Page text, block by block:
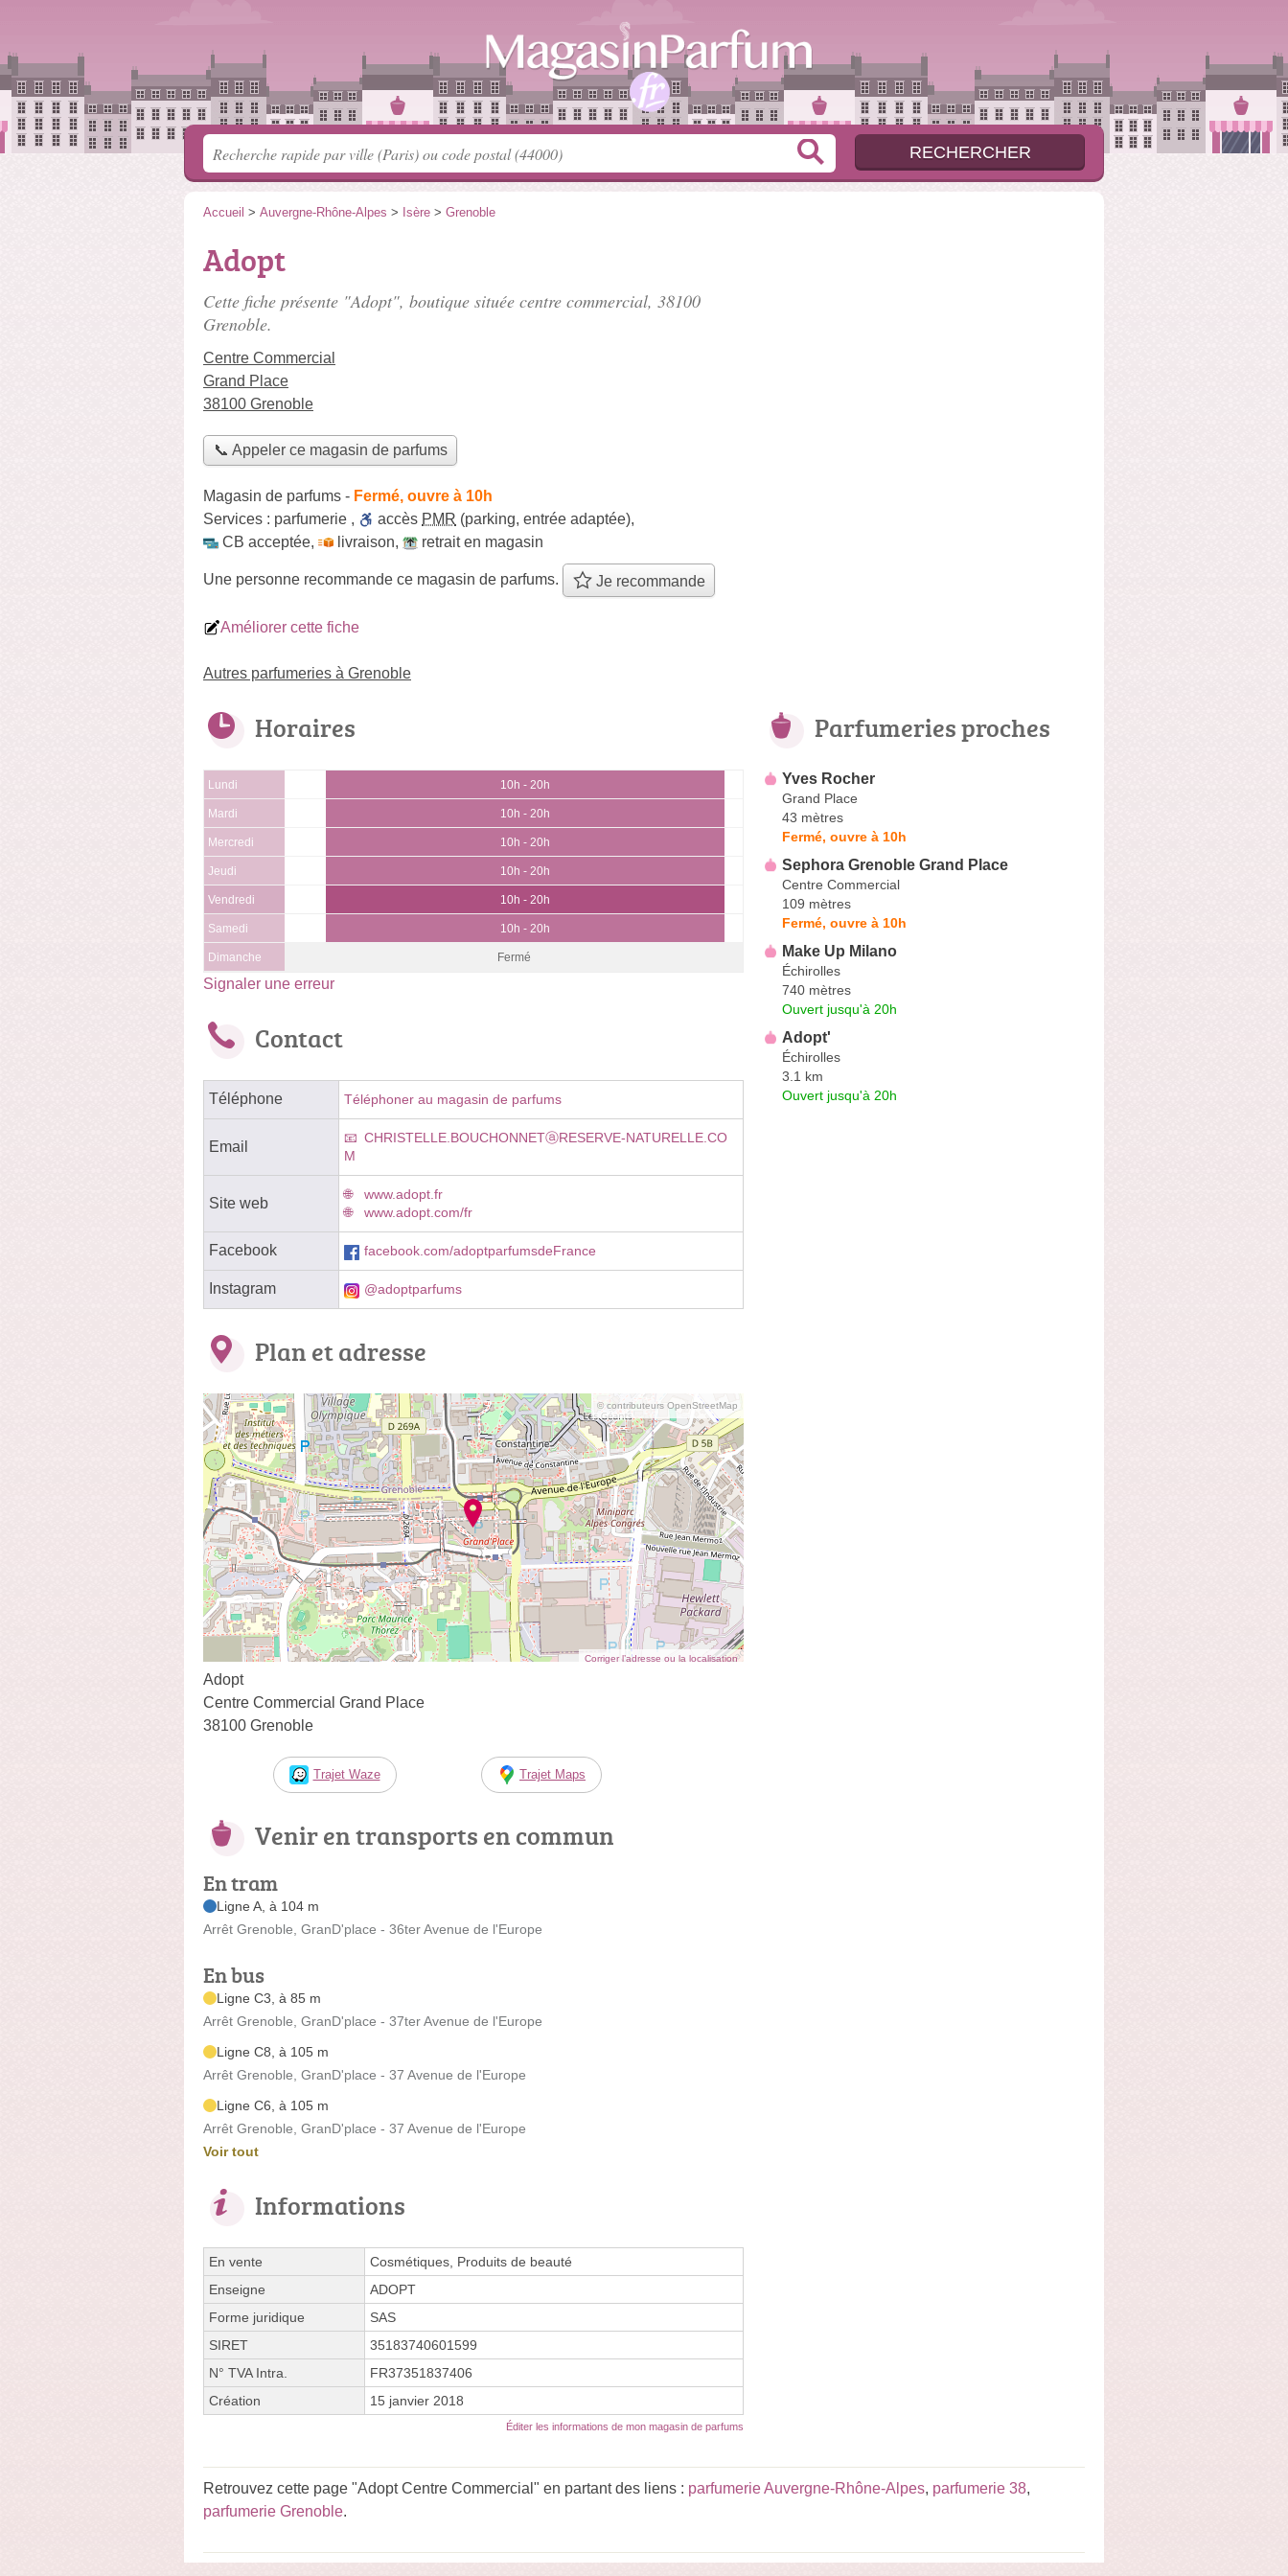
Accueil > Auvergne-Rhône-Alpes > Isère > Grenoble
Adopt
Cette fiche présente "Adopt", boutique située centre commercial, 38100
Grenoble.
Centre Commercial
Grand Place
38100 Grenoble
📞 Appeler ce magasin de parfums
Magasin de parfums - Fermé, ouvre à 10h
Services : parfumerie , accès PMR (parking, entrée adaptée),
CB acceptée, livraison, retrait en magasin
Une personne recommande ce magasin de parfums. Je recommande
Améliorer cette fiche
Autres parfumeries à Grenoble
Horaires
Lundi 10h - 20h
Mardi 10h - 20h
Mercredi 10h - 20h
Jeudi 10h - 20h
Vendredi 10h - 20h
Samedi 10h - 20h
Dimanche Fermé
Signaler une erreur
Contact
Téléphone Téléphoner au magasin de parfums
Email
CHRISTELLE.BOUCHONNETⓐRESERVE-NATURELLE.CO
M
Site web
www.adopt.fr
www.adopt.com/fr
Facebook facebook.com/adoptparfumsdeFrance
Instagram @adoptparfums
Plan et adresse
© contributeurs OpenStreetMap
Corriger l’adresse ou la localisation
Adopt
Centre Commercial Grand Place
38100 Grenoble
Trajet Waze Trajet Maps
Venir en transports en commun
En tram
Ligne A, à 104 m
Arrêt Grenoble, GranD'place - 36ter Avenue de l'Europe
En bus
Ligne C3, à 85 m
Arrêt Grenoble, GranD'place - 37ter Avenue de l'Europe
Ligne C8, à 105 m
Arrêt Grenoble, GranD'place - 37 Avenue de l'Europe
Ligne C6, à 105 m
Arrêt Grenoble, GranD'place - 37 Avenue de l'Europe
Voir tout
Informations
En vente
Cosmétiques, Produits de beauté
Enseigne
ADOPT
Forme juridique
SAS
SIRET
35183740601599
N° TVA Intra.
FR37351837406
Création
15 janvier 2018
Éditer les informations de mon magasin de parfums
Parfumeries proches
Yves Rocher
Grand Place
43 mètres
Fermé, ouvre à 10h
Sephora Grenoble Grand Place
Centre Commercial
109 mètres
Fermé, ouvre à 10h
Make Up Milano
Échirolles
740 mètres
Ouvert jusqu'à 20h
Adopt'
Échirolles
3.1 km
Ouvert jusqu'à 20h
Retrouvez cette page "Adopt Centre Commercial" en partant des liens : parfumerie Auvergne-Rhône-Alpes, parfumerie 38,
parfumerie Grenoble.